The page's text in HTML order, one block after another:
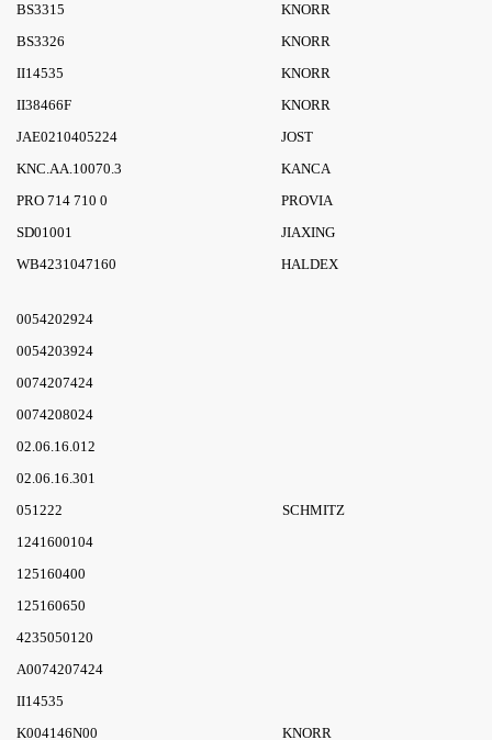
BS3315
KNORR
BS3326
KNORR
II14535
KNORR
II38466F
KNORR
JAE0210405224
JOST
KNC.AA.10070.3
KANCA
PRO 714 710 0
PROVIA
SD01001
JIAXING
WB4231047160
HALDEX
0054202924
0054203924
0074207424
0074208024
02.06.16.012
02.06.16.301
051222
SCHMITZ
1241600104
125160400
125160650
4235050120
A0074207424
II14535
K004146N00
KNORR